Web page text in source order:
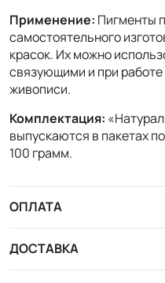
Применение: Пигменты
самостоятельного
красок. Их можно
связующими и при работе
живописи.
Комплектация:
выпускаются в пакетах
100 грамм.
ОПЛАТА
ДОСТАВКА